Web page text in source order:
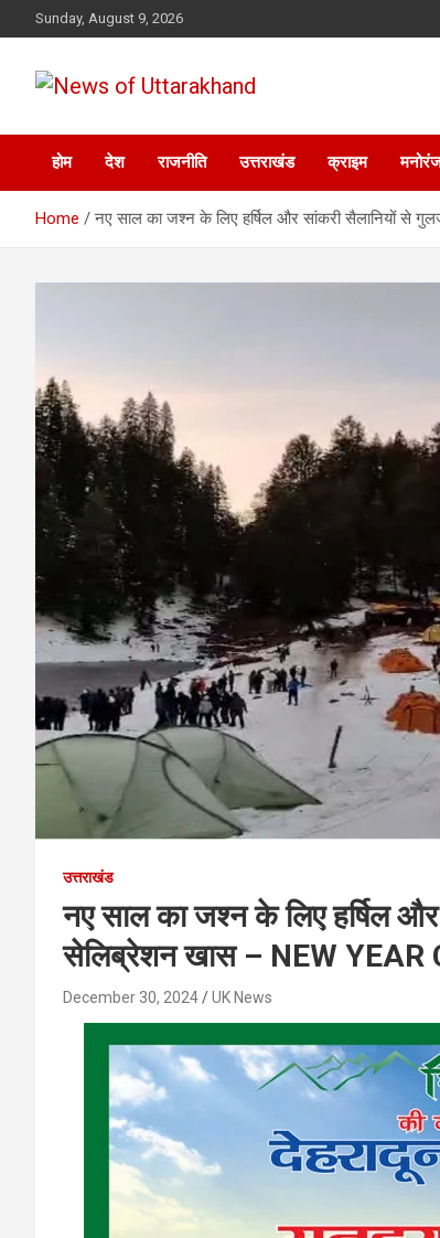
to
Sunday, August 9, 2026
News of
होम देश राजनीति उत्तराखंड क्राइम
Home नए साल का जश्न के लिए हर्षिल और सांकरी सैलानियों से
उत्तराखंड
नए साल का जश्न के लिए हर्षिल और
सेलिब्रेशन खास – NEW YEAR
December 30, 2024 UK News